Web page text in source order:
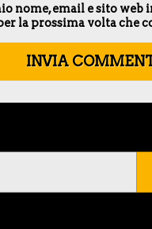
nome, email e sito web
la prossima volta che